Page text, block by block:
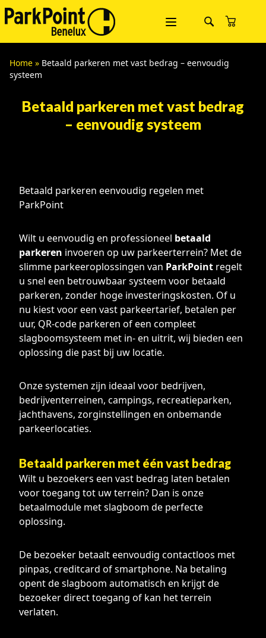
Home » Betaald parkeren met vast bedrag – eenvoudig
systeem
Betaald parkeren met vast bedrag
– eenvoudig systeem
Betaald parkeren eenvoudig regelen met
ParkPoint
Wilt u eenvoudig en professioneel betaald
parkeren invoeren op uw parkeerterrein? Met de
slimme parkeeroplossingen van ParkPoint regelt
u snel een betrouwbaar systeem voor betaald
parkeren, zonder hoge investeringskosten. Of u
nu kiest voor een vast parkeertarief, betalen per
uur, QR-code parkeren of een compleet
slagboomsysteem met in- en uitrit, wij bieden een
oplossing die past bij uw locatie.
Onze systemen zijn ideaal voor bedrijven,
bedrijventerreinen, campings, recreatieparken,
jachthavens, zorginstellingen en onbemande
parkeerlocaties.
Betaald parkeren met één vast bedrag
Wilt u bezoekers een vast bedrag laten betalen
voor toegang tot uw terrein? Dan is onze
betaalmodule met slagboom de perfecte
oplossing.
De bezoeker betaalt eenvoudig contactloos met
pinpas, creditcard of smartphone. Na betaling
opent de slagboom automatisch en krijgt de
bezoeker direct toegang of kan het terrein
verlaten.